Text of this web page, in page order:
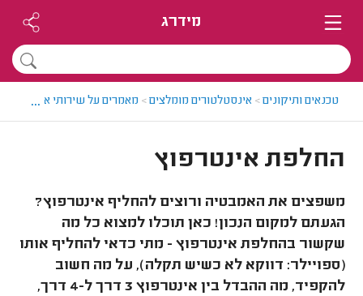
מידרג
טכנאים ותיקונים> אינסטלטורים מומלצים> מאמרים על שירותי ...
החלפת אינטרפוץ
משפצים את האמבטיה ורוצים להחליף אינטרפוץ?
הגעתם למקום הנכון! כאן תוכלו למצוא כל מה
שקשור בהחלפת אינטרפוץ - מתי כדאי להחליף אותו
(ספויילר: דווקא לא כשיש תקלה), על מה חשוב
להקפיד, מה ההבדל בין אינטרפוץ 3 דרך ל-4 דרך,